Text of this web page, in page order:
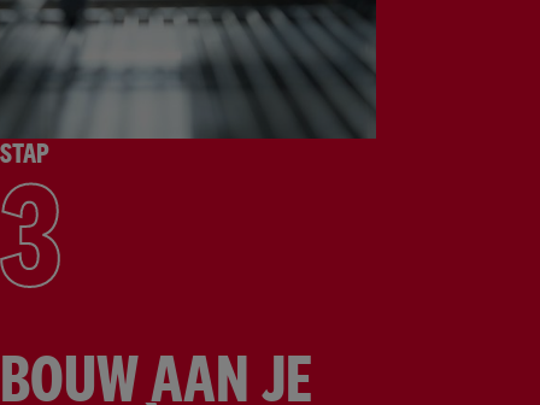
STAP
3
BOUW AAN JE